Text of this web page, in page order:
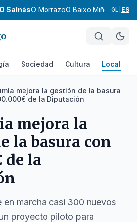
O SalnésO MorrazoO Baixo Miño O
GL ES
Sociedad Cultura Local
mejora la gestión de la basura
de la Diputación
mejora la
la basura con
de la
en marcha casi 300 nuevos
proyecto piloto para